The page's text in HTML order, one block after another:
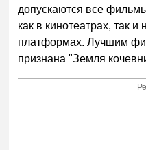
допускаются все
как в кинотеатрах, так
платформах. Лучшим
признана "Земля